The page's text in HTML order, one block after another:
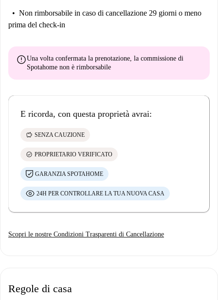
Non rimborsabile in caso di cancellazione 29 giorni o meno
prima del check-in
errorUna volta confermata la prenotazione, la commissione di
Spotahome non è rimborsabile
E ricorda, con questa proprietà avrai:
savings SENZA CAUZIONE
check_circle PROPRIETARIO VERIFICATO
GARANZIA SPOTAHOME
24H PER CONTROLLARE LA TUA NUOVA CASA
Scopri le nostre Condizioni Trasparenti di Cancellazione
Regole di casa